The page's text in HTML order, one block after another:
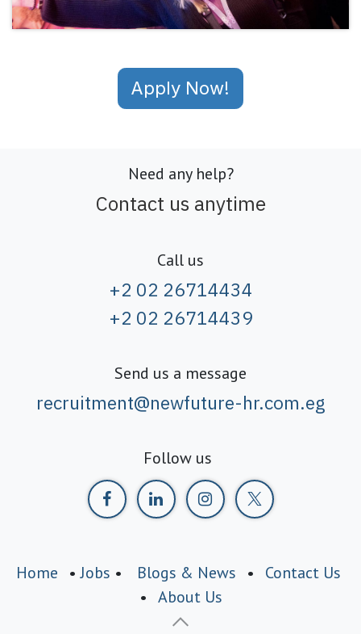
Apply Now!
Need any help?
Contact us anytime
Call us
+2 02 26714434
+2 02 26714439
Send us a message
recruitment@newfuture-hr.com.eg
Follow us
Home •Jobs • Blogs & News •
Contact Us
• About Us